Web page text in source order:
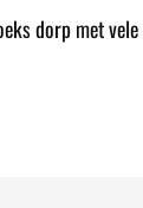
dorp met